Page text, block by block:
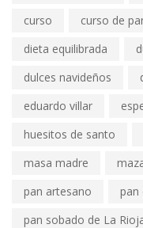
curso
curso de
dieta equilibrada
dulces navideños
eduardo villar
huesitos de santo
masa madre
pan artesano
pan
pan sobado de La